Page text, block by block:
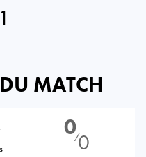
1
DU MATCH
0⁄0